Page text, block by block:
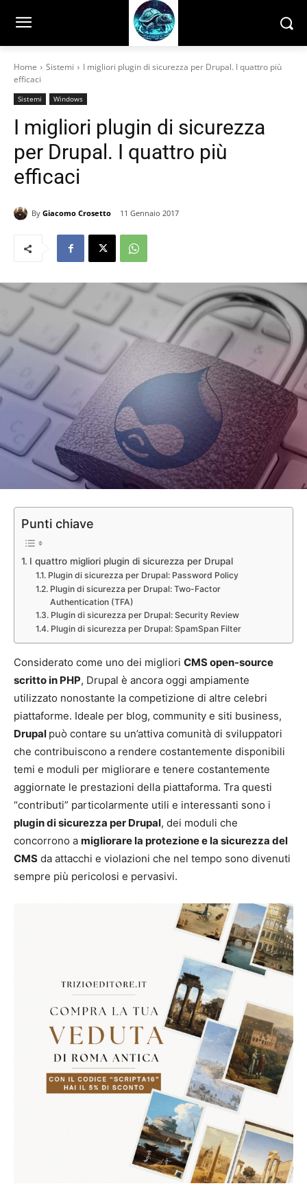
Home Sistemi
I migliori plugin di sicurezza per Drupal. I quattro più
efficaci
Sistemi Windows
I migliori plugin di sicurezza
per Drupal. I quattro più
efficaci
By Giacomo Crosetto 11 Gennaio 2017
Punti chiave
I quattro migliori plugin di sicurezza per Drupal
Plugin di sicurezza per Drupal: Password Policy
Plugin di sicurezza per Drupal: Two-Factor
Authentication (TFA)
Plugin di sicurezza per Drupal: Security Review
Plugin di sicurezza per Drupal: SpamSpan Filter
Considerato come uno dei migliori CMS open-source
scritto in PHP, Drupal è ancora oggi ampiamente
utilizzato nonostante la competizione di altre celebri
piattaforme. Ideale per blog, community e siti business,
Drupal può contare su un’attiva comunità di sviluppatori
che contribuiscono a rendere costantemente disponibili
temi e moduli per migliorare e tenere costantemente
aggiornate le prestazioni della piattaforma. Tra questi
“contributi” particolarmente utili e interessanti sono i
plugin di sicurezza per Drupal, dei moduli che
concorrono a migliorare la protezione e la sicurezza del
CMS da attacchi e violazioni che nel tempo sono divenuti
sempre più pericolosi e pervasivi.